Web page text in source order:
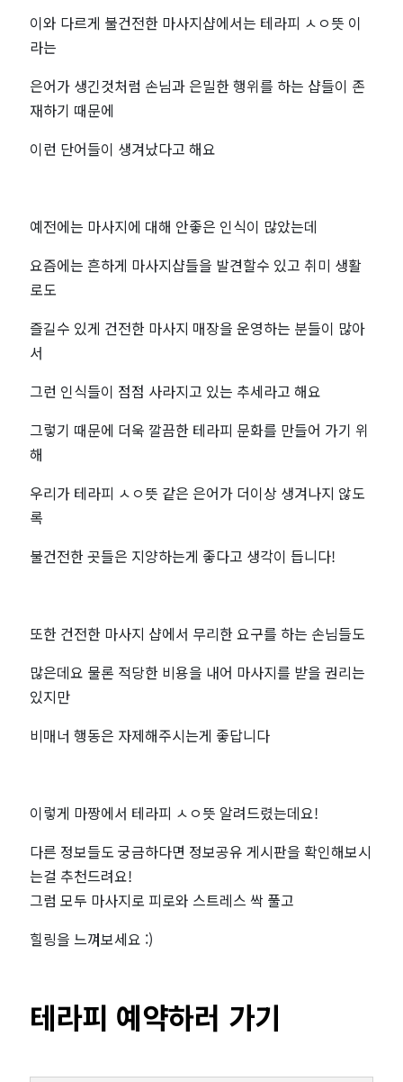
이와 다르게 불건전한 마사지샵에서는 테라피 ㅅㅇ뜻 이
라는
은어가 생긴것처럼 손님과 은밀한 행위를 하는 샵들이 존
재하기 때문에
이런 단어들이 생겨났다고 해요
예전에는 마사지에 대해 안좋은 인식이 많았는데
요즘에는 흔하게 마사지샵들을 발견할수 있고 취미 생활
로도
즐길수 있게 건전한 마사지 매장을 운영하는 분들이 많아
서
그런 인식들이 점점 사라지고 있는 추세라고 해요
그렇기 때문에 더욱 깔끔한 테라피 문화를 만들어 가기 위
해
우리가 테라피 ㅅㅇ뜻 같은 은어가 더이상 생겨나지 않도
록
불건전한 곳들은 지양하는게 좋다고 생각이 듭니다!
또한 건전한 마사지 샵에서 무리한 요구를 하는 손님들도
많은데요 물론 적당한 비용을 내어 마사지를 받을 권리는
있지만
비매너 행동은 자제해주시는게 좋답니다
이렇게 마짱에서 테라피 ㅅㅇ뜻 알려드렸는데요!
다른 정보들도 궁금하다면 정보공유 게시판을 확인해보시
는걸 추천드려요!
그럼 모두 마사지로 피로와 스트레스 싹 풀고
힐링을 느껴보세요 :)
테라피 예약하러 가기